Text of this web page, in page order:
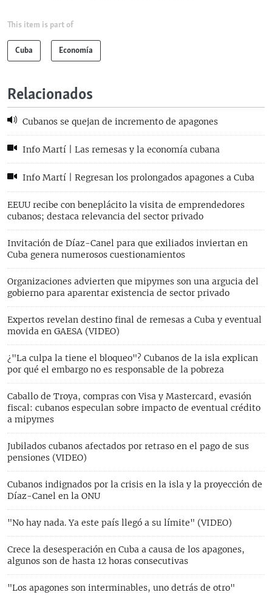
This item is part of
Cuba Economía
Relacionados
Cubanos se quejan de incremento de apagones
Info Martí | Las remesas y la economía cubana
Info Martí | Regresan los prolongados apagones a Cuba
EEUU recibe con beneplácito la visita de emprendedores
cubanos; destaca relevancia del sector privado
Invitación de Díaz-Canel para que exiliados inviertan en
Cuba genera numerosos cuestionamientos
Organizaciones advierten que mipymes son una argucia del
gobierno para aparentar existencia de sector privado
Expertos revelan destino final de remesas a Cuba y eventual
movida en GAESA (VIDEO)
¿"La culpa la tiene el bloqueo"? Cubanos de la isla explican
por qué el embargo no es responsable de la pobreza
Caballo de Troya, compras con Visa y Mastercard, evasión
fiscal: cubanos especulan sobre impacto de eventual crédito
a mipymes
Jubilados cubanos afectados por retraso en el pago de sus
pensiones (VIDEO)
Cubanos indignados por la crisis en la isla y la proyección de
Díaz-Canel en la ONU
"No hay nada. Ya este país llegó a su límite" (VIDEO)
Crece la desesperación en Cuba a causa de los apagones,
algunos son de hasta 12 horas consecutivas
"Los apagones son interminables, uno detrás de otro"